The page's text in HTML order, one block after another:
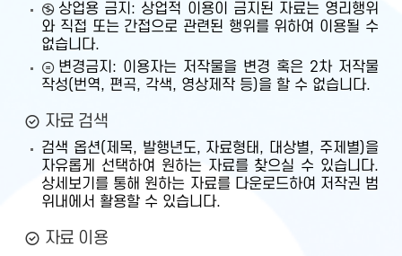
상업용 금지: 상업적 이용이 금지된 자료는 영리행위
와 직접 또는 간접으로 관련된 행위를 위하여 이용될 수
없습니다.
변경금지: 이용자는 저작물을 변경 혹은 2차 저작물
작성(번역, 편곡, 각색, 영상제작 등)을 할 수 없습니다.
자료 검색
검색 옵션(제목, 발행년도, 자료형태, 대상별, 주제별)을
자유롭게 선택하여 원하는 자료를 찾으실 수 있습니다.
상세보기를 통해 원하는 자료를 다운로드하여 저작권 범
위내에서 활용할 수 있습니다.
자료 이용